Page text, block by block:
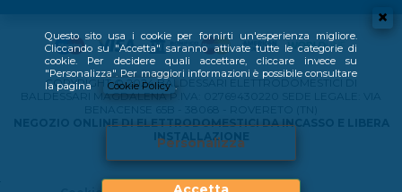
Questo sito usa i cookie per fornirti un'esperienza migliore.
Cliccando su "Accetta" saranno attivate tutte le categorie di
cookie. Per decidere quali accettare, cliccare invece su
"Personalizza". Per maggiori informazioni è possibile consultare
la pagina
Cookie Policy .
Personalizza
COPYRIGHT © 2024 BALDESSARI ELETTRODOMESTICI DI
BALDESSARI MAGDALENA P.IVA: 02769430220 SEDE LEGALE: VIA
NEGOZIO ONLINE DI ELETTRODOMESTICI DA INCASSO E LIBERA
INSTALLAZIONE